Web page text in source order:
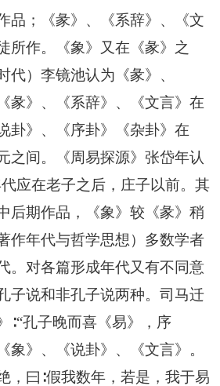
品；《彖》、《系辞》、《文
所作。《象》又在《彖》之
代）李镜池认为《彖》、
彖》、《系辞》、《文言》在
卦》、《序卦》《杂卦》在
之间。《周易探源》张岱年认
应在老子之后，庄子以前。其
后期作品，《象》较《彖》稍
作年代与哲学思想）多数学者
。对各篇形成年代又有不同意
子说和非孔子说两种。司马迁
∶“孔子晚而喜《易》，序
象》、《说卦》、《文言》。
，曰∶假我数年，若是，我于易